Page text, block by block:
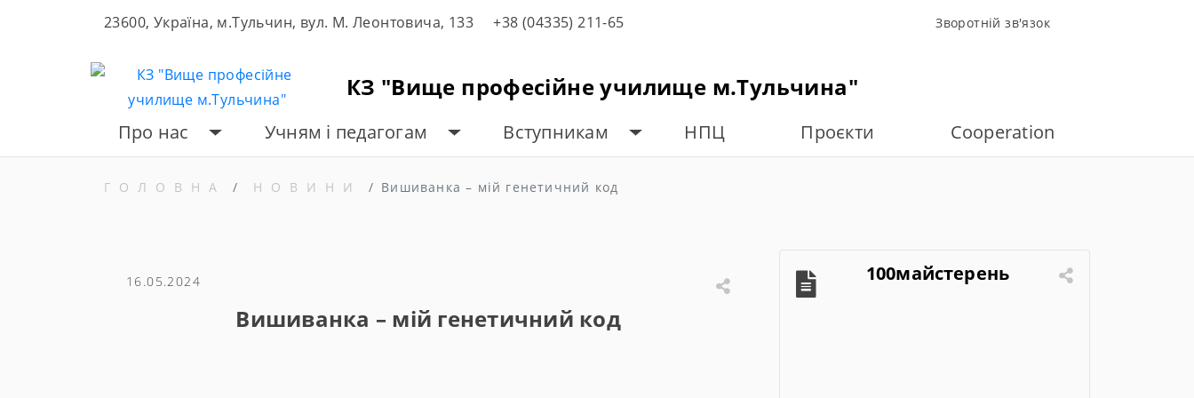
23600, Україна, м.Тульчин, вул. М. Леонтовича, 133 +38 (04335) 211-65 Зворотній зв'язок
КЗ "Вище професійне училище м.Тульчина"
Про нас Учням і педагогам Вступникам НПЦ Проєкти Cooperation
ГОЛОВНА НОВИНИ Вишиванка – мій генетичний код
16.05.2024
Вишиванка – мій генетичний код
100майстерень